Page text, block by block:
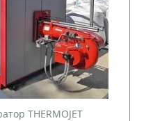
THERMOJET